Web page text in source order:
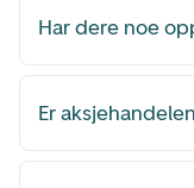
Har dere noe
Er